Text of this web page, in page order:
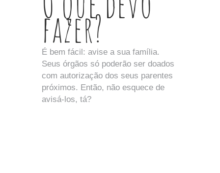
fazer?
É bem fácil: avise a sua família.
Seus órgãos só poderão ser doados
com autorização dos seus parentes
próximos. Então, não esquece de
avisá-los, tá?